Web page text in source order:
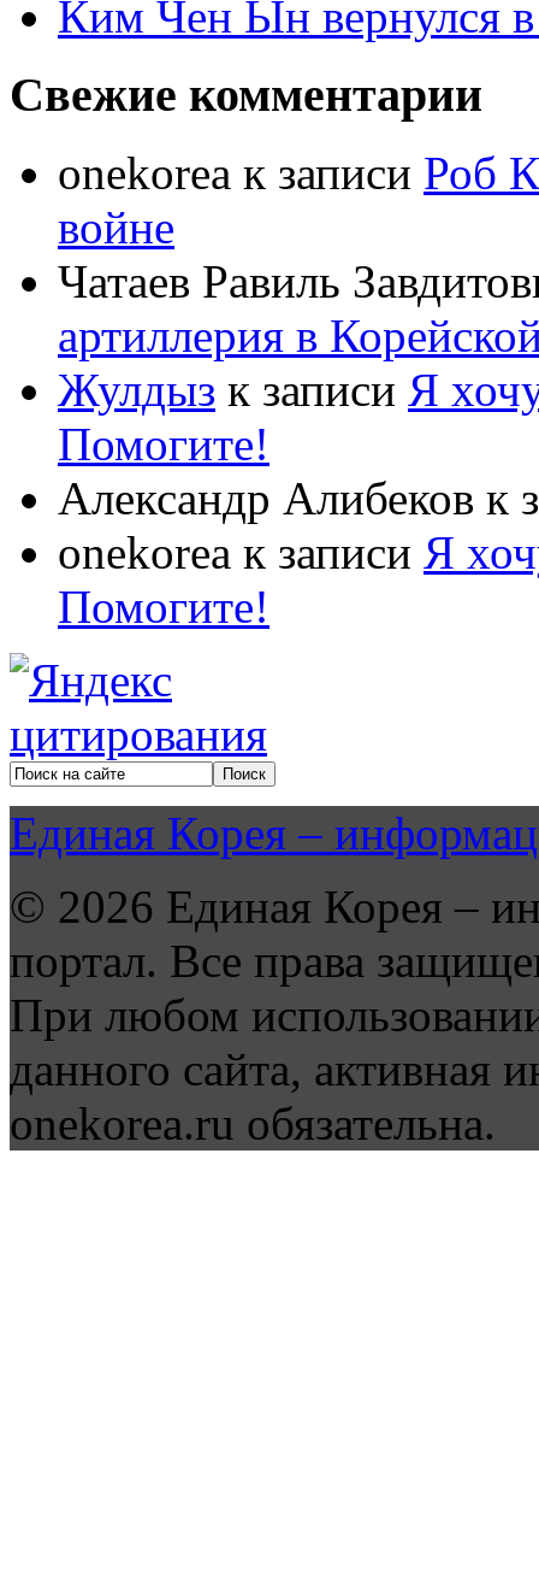
Ким Чен Ын вернулся
Свежие комментарии
onekorea к записи Роб
войне
Чатаев Равиль
артиллерия в
Жулдыз к записи Я
Помогите!
Александр Алибеков к
onekorea к записи Я
Помогите!
Единая Корея –
© 2026 Единая Корея –
портал. Все права
При любом
данного сайта, активная
onekorea.ru обязательна.